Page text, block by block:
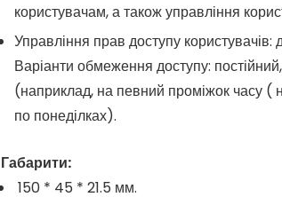
користувачам, а також управління
Управління прав доступу
Варіанти обмеження доступу:
(наприклад, на певний проміжок часу (
по понеділках).
Габарити:
150 * 45 * 21.5 мм.